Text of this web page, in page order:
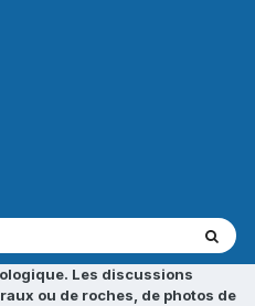
Les discussions
ou de roches, de photos de